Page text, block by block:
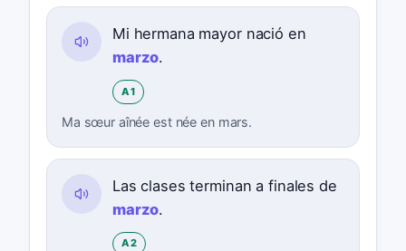
Mi hermana mayor nació en
marzo.
A1
Ma sœur aînée est née en mars.
Las clases terminan a finales de
marzo.
A2